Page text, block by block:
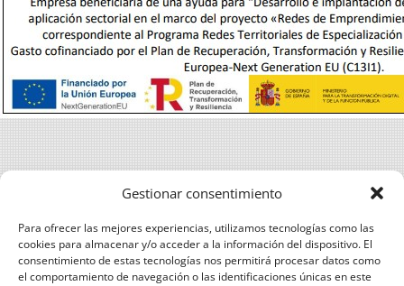
Gestionar consentimiento
Para ofrecer las mejores experiencias, utilizamos tecnologías como las
cookies para almacenar y/o acceder a la información del dispositivo. El
consentimiento de estas tecnologías nos permitirá procesar datos como
el comportamiento de navegación o las identificaciones únicas en este